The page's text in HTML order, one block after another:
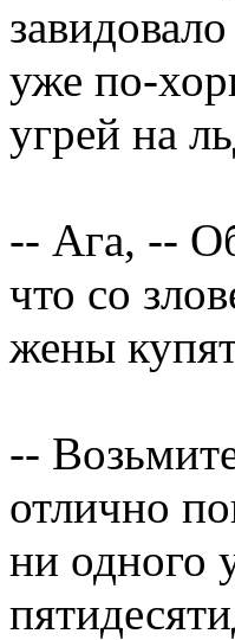
уже по-
угрей на
-- Ага, --
что со
жены
--
отлично
ни одного